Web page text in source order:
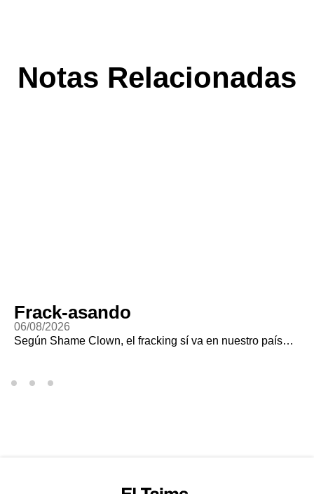
Notas Relacionadas
Frack-asando
06/08/2026
Según Shame Clown, el fracking sí va en nuestro país…